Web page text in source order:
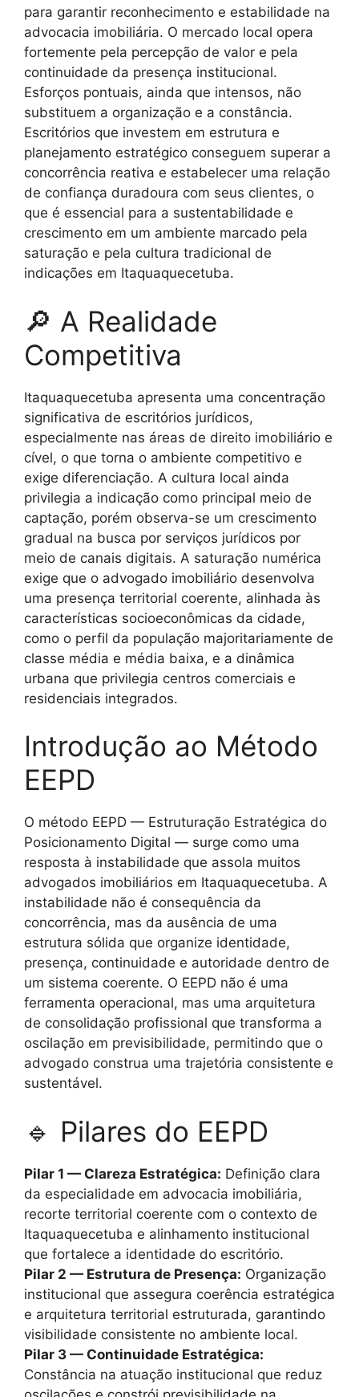
para garantir reconhecimento e estabilidade na
advocacia imobiliária. O mercado local opera
fortemente pela percepção de valor e pela
continuidade da presença institucional.
Esforços pontuais, ainda que intensos, não
substituem a organização e a constância.
Escritórios que investem em estrutura e
planejamento estratégico conseguem superar a
concorrência reativa e estabelecer uma relação
de confiança duradoura com seus clientes, o
que é essencial para a sustentabilidade e
crescimento em um ambiente marcado pela
saturação e pela cultura tradicional de
indicações em Itaquaquecetuba.
🔎 A Realidade
Competitiva
Itaquaquecetuba apresenta uma concentração
significativa de escritórios jurídicos,
especialmente nas áreas de direito imobiliário e
cível, o que torna o ambiente competitivo e
exige diferenciação. A cultura local ainda
privilegia a indicação como principal meio de
captação, porém observa-se um crescimento
gradual na busca por serviços jurídicos por
meio de canais digitais. A saturação numérica
exige que o advogado imobiliário desenvolva
uma presença territorial coerente, alinhada às
características socioeconômicas da cidade,
como o perfil da população majoritariamente de
classe média e média baixa, e a dinâmica
urbana que privilegia centros comerciais e
residenciais integrados.
Introdução ao Método
EEPD
O método EEPD — Estruturação Estratégica do
Posicionamento Digital — surge como uma
resposta à instabilidade que assola muitos
advogados imobiliários em Itaquaquecetuba. A
instabilidade não é consequência da
concorrência, mas da ausência de uma
estrutura sólida que organize identidade,
presença, continuidade e autoridade dentro de
um sistema coerente. O EEPD não é uma
ferramenta operacional, mas uma arquitetura
de consolidação profissional que transforma a
oscilação em previsibilidade, permitindo que o
advogado construa uma trajetória consistente e
sustentável.
🔹 Pilares do EEPD
Pilar 1 — Clareza Estratégica: Definição clara
da especialidade em advocacia imobiliária,
recorte territorial coerente com o contexto de
Itaquaquecetuba e alinhamento institucional
que fortalece a identidade do escritório.
Pilar 2 — Estrutura de Presença: Organização
institucional que assegura coerência estratégica
e arquitetura territorial estruturada, garantindo
visibilidade consistente no ambiente local.
Pilar 3 — Continuidade Estratégica:
Constância na atuação institucional que reduz